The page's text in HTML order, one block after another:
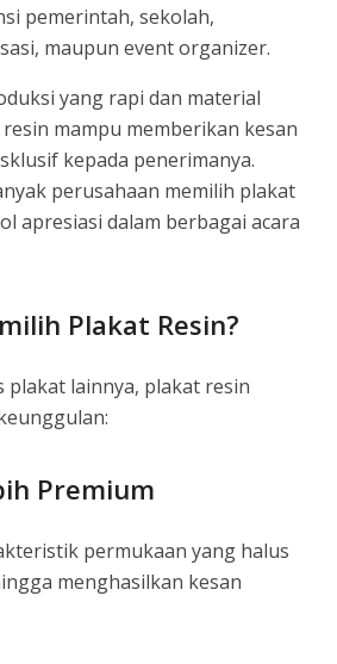
pemerintah, sekolah,
maupun event organizer.
yang rapi dan material
mampu memberikan kesan
kepada penerimanya.
perusahaan memilih plakat
apresiasi dalam berbagai acara
Plakat Resin?
plakat lainnya, plakat resin
Premium
permukaan yang halus
menghasilkan kesan